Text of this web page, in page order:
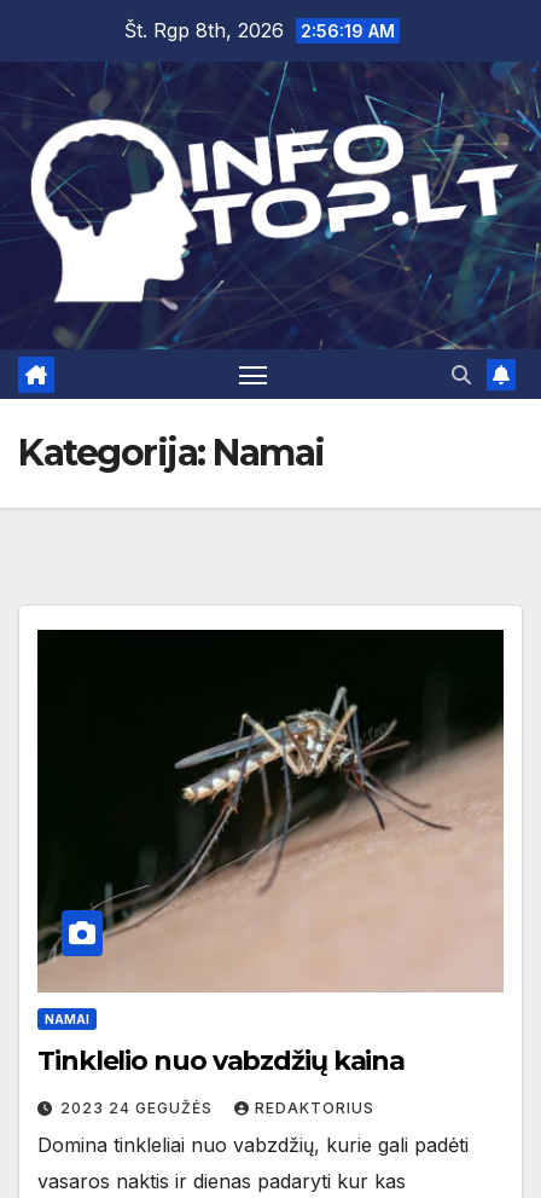
content
Št. Rgp 8th, 2026 2:56:20 AM
Kategorija: Namai
NAMAI
Tinklelio nuo vabzdžių kaina
2023 24 GEGUŽĖS REDAKTORIUS
Domina tinkleliai nuo vabzdžių, kurie gali padėti
vasaros naktis ir dienas padaryti kur kas